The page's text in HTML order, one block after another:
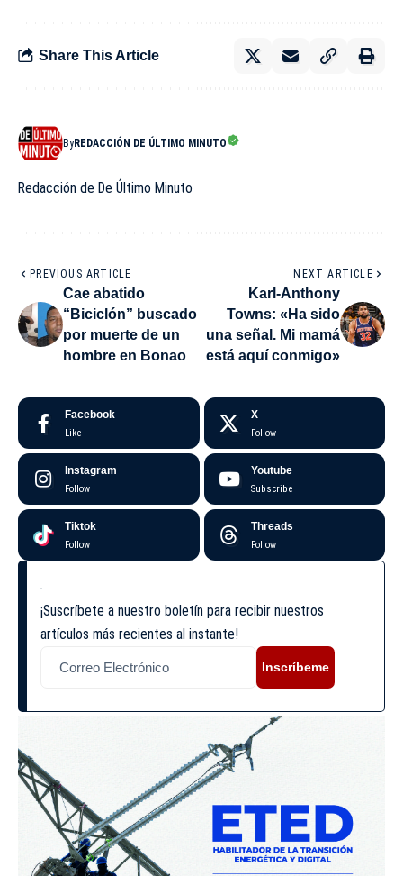
Share This Article
ByREDACCIÓN DE ÚLTIMO MINUTO
Redacción de De Último Minuto
PREVIOUS ARTICLE
Cae abatido
“Biciclón” buscado
por muerte de un
hombre en Bonao
NEXT ARTICLE
Karl-Anthony
Towns: «Ha sido
una señal. Mi mamá
está aquí conmigo»
Facebook
Like
X
Follow
Instagram
Follow
Youtube
Subscribe
Tiktok
Follow
Threads
Follow
¡Suscríbete a nuestro boletín para recibir nuestros
artículos más recientes al instante!
Inscríbeme